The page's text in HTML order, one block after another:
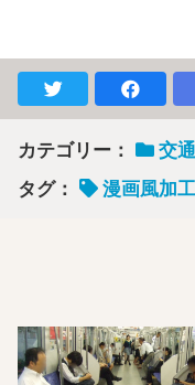
カテゴリー：
交
タグ：
漫画風加工